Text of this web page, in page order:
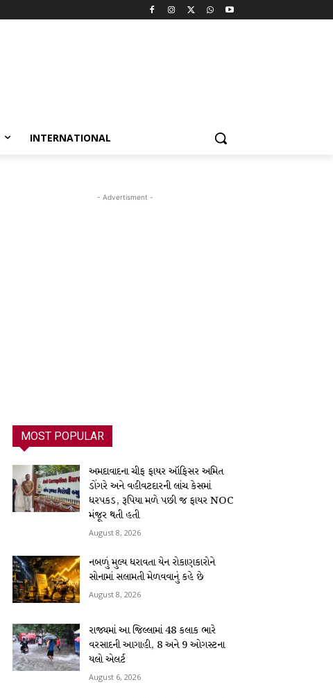
INTERNATIONAL
- Advertisment -
MOST POPULAR
અમદાવાદના ચીફ ફાયર ઑફિસર અમિત
ડોંગરે અને વહીવટદારની લાંચ કેસમાં
ધરપકડ, રૂપિયા મળે પછી જ ફાયર NOC
મંજૂર થતી હતી
August 8, 2026
નબળું મુલ્ય ધરાવતા યેન રોકાણકારોને
સોનામાં સલામતી મેળવવાનું કહે છે
August 8, 2026
રાજ્યમાં આ જિલ્લામાં 48 કલાક ભારે
વરસાદની આગાહી, 8 અને 9 ઓગસ્ટના
યલો એલર્ટ
August 6, 2026